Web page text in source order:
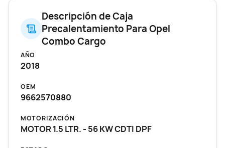
Descripción de Caja
Precalentamiento Para Opel
Combo Cargo
AÑO
2018
OEM
9662570880
MOTORIZACIÓN
MOTOR 1.5 LTR. - 56 KW CDTI DPF